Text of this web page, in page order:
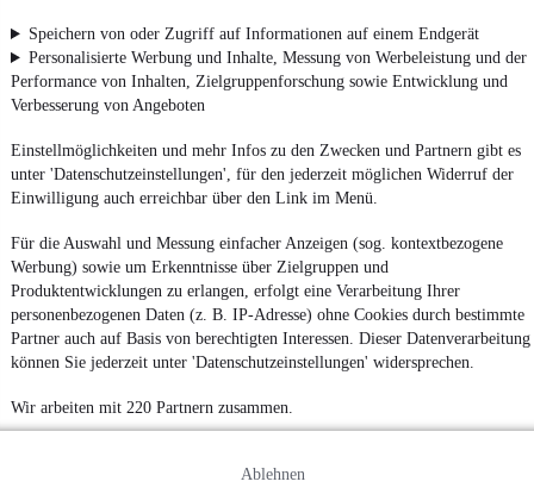
Speichern von oder Zugriff auf Informationen auf einem Endgerät
Personalisierte Werbung und Inhalte, Messung von Werbeleistung und der
Performance von Inhalten, Zielgruppenforschung sowie Entwicklung und
Verbesserung von Angeboten
Einstellmöglichkeiten und mehr Infos zu den Zwecken und Partnern gibt es
unter 'Datenschutzeinstellungen', für den jederzeit möglichen Widerruf der
Einwilligung auch erreichbar über den Link im Menü.
Für die Auswahl und Messung einfacher Anzeigen (sog. kontextbezogene
Werbung) sowie um Erkenntnisse über Zielgruppen und
Produktentwicklungen zu erlangen, erfolgt eine Verarbeitung Ihrer
personenbezogenen Daten (z. B. IP-Adresse) ohne Cookies durch bestimmte
Partner auch auf Basis von berechtigten Interessen. Dieser Datenverarbeitung
können Sie jederzeit unter 'Datenschutzeinstellungen' widersprechen.
Wir arbeiten mit 220 Partnern zusammen.
Ablehnen